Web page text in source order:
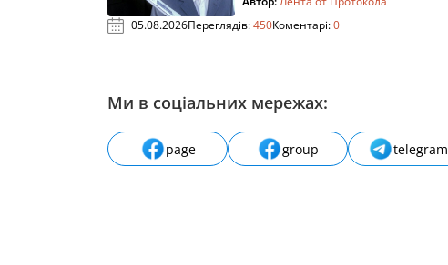
05.08.2026Переглядів:450Коментарі:0
Ми в соціальних мережах:
page group telegram